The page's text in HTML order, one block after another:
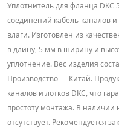
Уплотнитель для фланца DKC
соединений кабель-каналов
влаги. Изготовлен из
в длину, 5 мм в ширину и
уплотнение. Вес изделия
Производство — Китай.
каналов и лотков DKC, что
простоту монтажа. В наличии
отсутствует. Рекомендуется